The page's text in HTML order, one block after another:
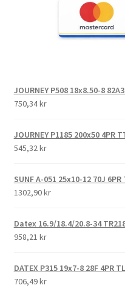
JOURNEY P508 18x8.50-8
750,34 kr
JOURNEY P1185 200x50 4PR
545,32 kr
SUNF A-051 25x10-12 70J
1302,90 kr
Datex 16.9/18.4/20.8-34
958,21 kr
DATEX P315 19x7-8 28F 4PR
706,49 kr